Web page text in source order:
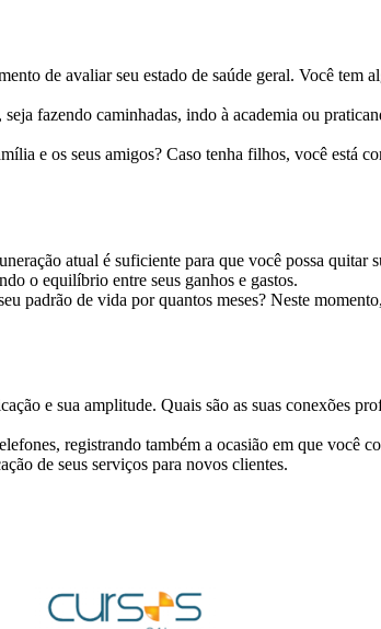
de avaliar seu estado de saúde geral. Você
fazendo caminhadas, indo à academia ou
e os seus amigos? Caso tenha filhos, você está
atual é suficiente para que você possa
o equilíbrio entre seus ganhos e gastos.
padrão de vida por quantos meses? Neste
e sua amplitude. Quais são as suas conexões
registrando também a ocasião em que você
de seus serviços para novos clientes.